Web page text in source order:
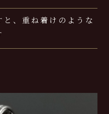
、重ね着けのような